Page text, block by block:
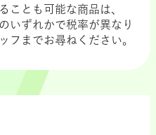
ことも可能な商品は、
いずれかで税率が異なり
フまでお尋ねください。